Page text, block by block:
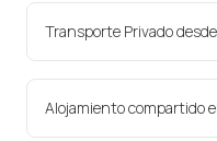
Transporte Privado
Alojamiento compartido